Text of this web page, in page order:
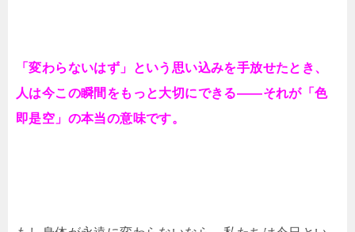
「変わらないはず」という思い込みを手放せたとき、
人は今この瞬間をもっと大切にできる——それが「色
即是空」の本当の意味です。